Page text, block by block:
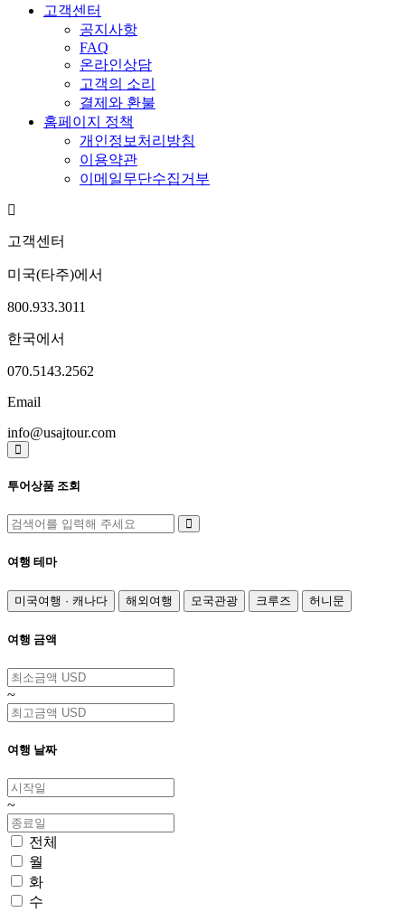
고객센터
공지사항
FAQ
온라인상담
고객의 소리
결제와 환불
홈페이지 정책
개인정보처리방침
이용약관
이메일무단수집거부
고객센터
미국(타주)에서
800.933.3011
한국에서
070.5143.2562
Email
info@usajtour.com
투어상품 조회
여행 테마
미국여행 · 캐나다 해외여행 모국관광 크루즈 허니문
여행 금액
~
여행 날짜
~
전체
월
화
수